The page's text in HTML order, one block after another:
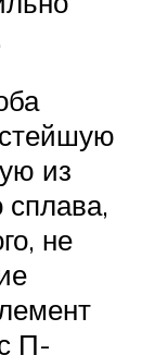
из
сплава,
не
П-